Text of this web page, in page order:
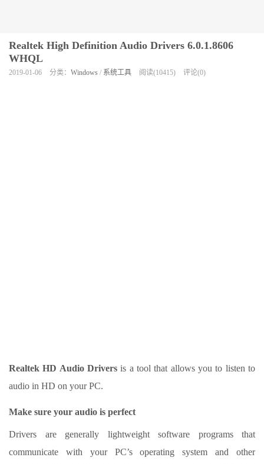
Realtek High Definition Audio Drivers 6.0.1.8606
WHQL
2019-01-06 分类： Windows / 系统工具 阅读(10415) 评论(0)
Realtek HD Audio Drivers is a tool that allows you to listen to
audio in HD on your PC.
Make sure your audio is perfect
Drivers are generally lightweight software programs that
communicate with your PC’s operating system and other